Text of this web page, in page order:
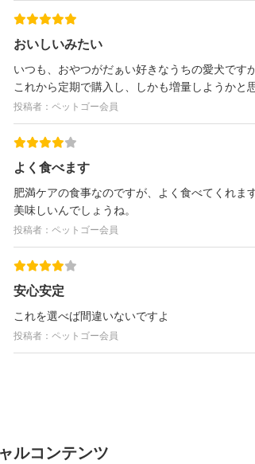
おいしいみたい
いつも、おやつがだぁい好きなうちの愛犬です
これから定期で購入し、しかも増量しようかと
投稿者：ペットゴー会員
よく食べます
肥満ケアの食事なのですが、よく食べてくれます
美味しいんでしょうね。
投稿者：ペットゴー会員
安心安定
これを選べば間違いないですよ
投稿者：ペットゴー会員
ルコンテンツ